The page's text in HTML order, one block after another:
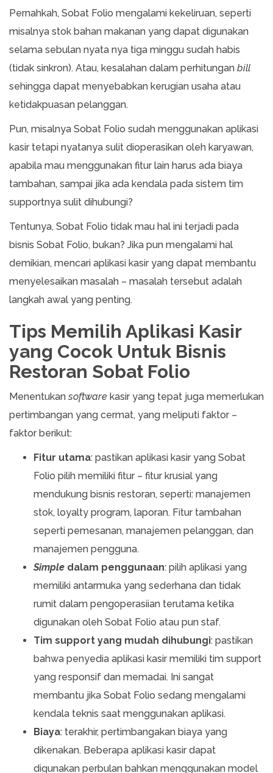
Pernahkah, Sobat Folio mengalami kekeliruan, seperti
misalnya stok bahan makanan yang dapat digunakan
selama sebulan nyata nya tiga minggu sudah habis
(tidak sinkron). Atau, kesalahan dalam perhitungan bill
sehingga dapat menyebabkan kerugian usaha atau
ketidakpuasan pelanggan.
Pun, misalnya Sobat Folio sudah menggunakan aplikasi
kasir tetapi nyatanya sulit dioperasikan oleh karyawan,
apabila mau menggunakan fitur lain harus ada biaya
tambahan, sampai jika ada kendala pada sistem tim
supportnya sulit dihubungi?
Tentunya, Sobat Folio tidak mau hal ini terjadi pada
bisnis Sobat Folio, bukan? Jika pun mengalami hal
demikian, mencari aplikasi kasir yang dapat membantu
menyelesaikan masalah – masalah tersebut adalah
langkah awal yang penting.
Tips Memilih Aplikasi Kasir
yang Cocok Untuk Bisnis
Restoran Sobat Folio
Menentukansoftware kasir yang tepat juga memerlukan
pertimbangan yang cermat, yang meliputi faktor –
faktor berikut:
Fitur utama: pastikan aplikasi kasir yang Sobat
Folio pilih memiliki fitur – fitur krusial yang
mendukung bisnis restoran, seperti: manajemen
stok, loyalty program, laporan. Fitur tambahan
seperti pemesanan, manajemen pelanggan, dan
manajemen pengguna.
Simple dalam penggunaan: pilih aplikasi yang
memiliki antarmuka yang sederhana dan tidak
rumit dalam pengoperasiian terutama ketika
digunakan oleh Sobat Folio atau pun staf.
Tim support yang mudah dihubungi: pastikan
bahwa penyedia aplikasi kasir memiliki tim support
yang responsif dan memadai. Ini sangat
membantu jika Sobat Folio sedang mengalami
kendala teknis saat menggunakan aplikasi.
Biaya: terakhir, pertimbangakan biaya yang
dikenakan. Beberapa aplikasi kasir dapat
digunakan perbulan bahkan menggunakan model